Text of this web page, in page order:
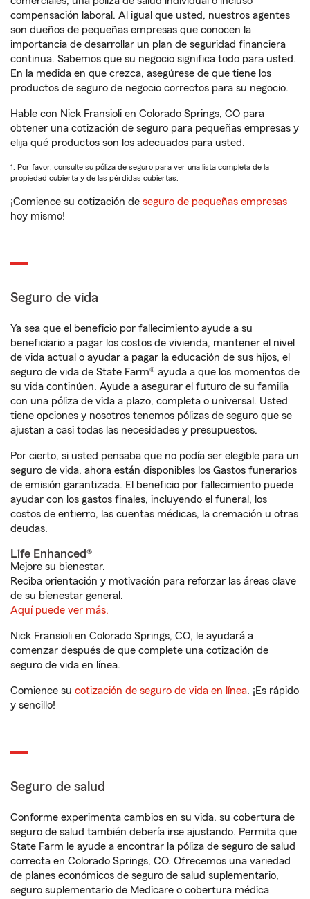
compensación laboral. Al igual que usted, nuestros agentes
son dueños de pequeñas empresas que conocen la
importancia de desarrollar un plan de seguridad financiera
continua. Sabemos que su negocio significa todo para usted.
En la medida en que crezca, asegúrese de que tiene los
productos de seguro de negocio correctos para su negocio.
Hable con Nick Fransioli en Colorado Springs, CO para
obtener una cotización de seguro para pequeñas empresas y
elija qué productos son los adecuados para usted.
1. Por favor, consulte su póliza de seguro para ver una lista completa de la
propiedad cubierta y de las pérdidas cubiertas.
¡Comience su cotización de seguro de pequeñas empresas
hoy mismo!
Seguro de vida
Ya sea que el beneficio por fallecimiento ayude a su
beneficiario a pagar los costos de vivienda, mantener el nivel
de vida actual o ayudar a pagar la educación de sus hijos, el
seguro de vida de State Farm® ayuda a que los momentos de
su vida continúen. Ayude a asegurar el futuro de su familia
con una póliza de vida a plazo, completa o universal. Usted
tiene opciones y nosotros tenemos pólizas de seguro que se
ajustan a casi todas las necesidades y presupuestos.
Por cierto, si usted pensaba que no podía ser elegible para un
seguro de vida, ahora están disponibles los Gastos funerarios
de emisión garantizada. El beneficio por fallecimiento puede
ayudar con los gastos finales, incluyendo el funeral, los
costos de entierro, las cuentas médicas, la cremación u otras
deudas.
Life Enhanced®
Mejore su bienestar.
Reciba orientación y motivación para reforzar las áreas clave
de su bienestar general.
Aquí puede ver más.
Nick Fransioli en Colorado Springs, CO, le ayudará a
comenzar después de que complete una cotización de
seguro de vida en línea.
Comience su cotización de seguro de vida en línea. ¡Es rápido
y sencillo!
Seguro de salud
Conforme experimenta cambios en su vida, su cobertura de
seguro de salud también debería irse ajustando. Permita que
State Farm le ayude a encontrar la póliza de seguro de salud
correcta en Colorado Springs, CO. Ofrecemos una variedad
de planes económicos de seguro de salud suplementario,
seguro suplementario de Medicare o cobertura médica